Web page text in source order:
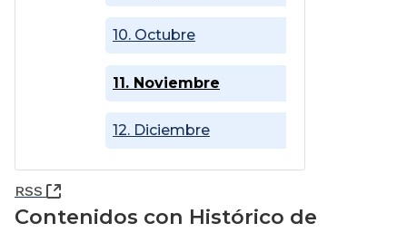
10. Octubre
11. Noviembre
12. Diciembre
RSS (Abre una nueva ventana)
Contenidos con Histórico de